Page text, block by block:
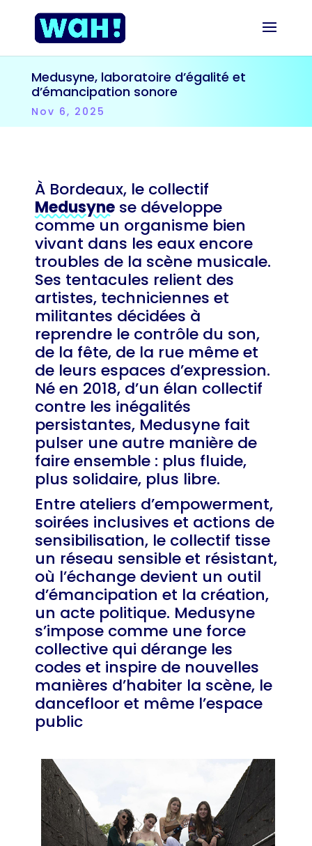
Medusyne, laboratoire d’égalité et
d’émancipation sonore
Nov 6, 2025
À Bordeaux, le collectif
Medusyne se développe
comme un organisme bien
vivant dans les eaux encore
troubles de la scène musicale.
Ses tentacules relient des
artistes, techniciennes et
militantes décidées à
reprendre le contrôle du son,
de la fête, de la rue même et
de leurs espaces d’expression.
Né en 2018, d’un élan collectif
contre les inégalités
persistantes, Medusyne fait
pulser une autre manière de
faire ensemble : plus fluide,
plus solidaire, plus libre.
Entre ateliers d’empowerment,
soirées inclusives et actions de
sensibilisation, le collectif tisse
un réseau sensible et résistant,
où l’échange devient un outil
d’émancipation et la création,
un acte politique. Medusyne
s’impose comme une force
collective qui dérange les
codes et inspire de nouvelles
manières d’habiter la scène, le
dancefloor et même l’espace
public